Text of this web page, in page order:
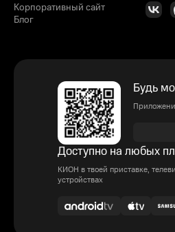
Корпоративный сайт
Блог
Будь
Доступно на любых
КИОН в твоей приставке,
устройствах